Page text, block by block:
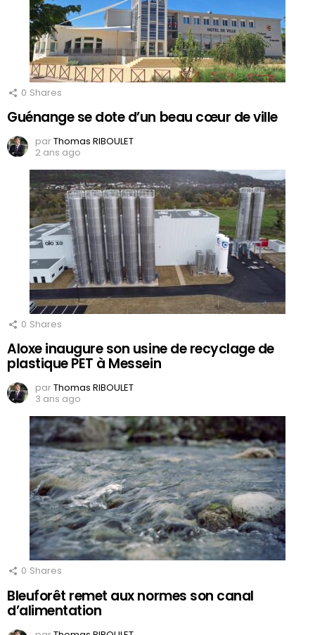
0 Shares
Guénange se dote d’un beau cœur de ville
parThomas RIBOULET
2 ans ago
0 Shares
Aloxe inaugure son usine de recyclage de
plastique PET à Messein
parThomas RIBOULET
3 ans ago
0 Shares
Bleuforêt remet aux normes son canal
d’alimentation